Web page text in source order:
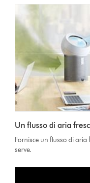
Un flusso di aria
Fornisce un flusso di
serve.